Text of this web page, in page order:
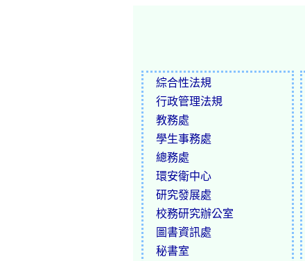
綜合性法規
行政管理法規
教務處
學生事務處
總務處
環安衛中心
研究發展處
校務研究辦公室
圖書資訊處
秘書室